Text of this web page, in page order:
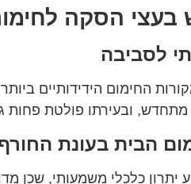
בעצי הסקה
לסביבה
החימום הידידותיים
ובעירתו פולטת פחות
הבית בעונת
יתרון כלכלי משמעותי, שכן